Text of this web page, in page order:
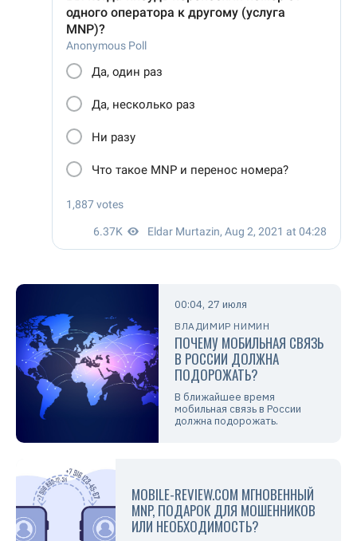
00:04, 27 июля
ВЛАДИМИР НИМИН
ПОЧЕМУ МОБИЛЬНАЯ СВЯЗЬ
В РОССИИ ДОЛЖНА
ПОДОРОЖАТЬ?
В ближайшее время
мобильная связь в России
должна подорожать.
MOBILE-REVIEW.COM МГНОВЕННЫЙ
MNP, ПОДАРОК ДЛЯ МОШЕННИКОВ
ИЛИ НЕОБХОДИМОСТЬ?